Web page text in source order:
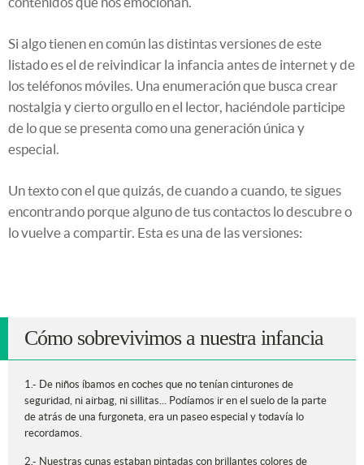
Si algo tienen en común las distintas versiones de este
listado es el de reivindicar la infancia antes de internet y de
los teléfonos móviles. Una enumeración que busca crear
nostalgia y cierto orgullo en el lector, haciéndole participe
de lo que se presenta como una generación única y
especial.
Un texto con el que quizás, de cuando a cuando, te sigues
encontrando porque alguno de tus contactos lo descubre o
lo vuelve a compartir. Esta es una de las versiones:
Cómo sobrevivimos a nuestra infancia
1.- De niños íbamos en coches que no tenían cinturones de
seguridad, ni airbag, ni sillitas... Podíamos ir en el suelo de la parte
de atrás de una furgoneta, era un paseo especial y todavía lo
recordamos.
2.- Nuestras cunas estaban pintadas con brillantes colores de